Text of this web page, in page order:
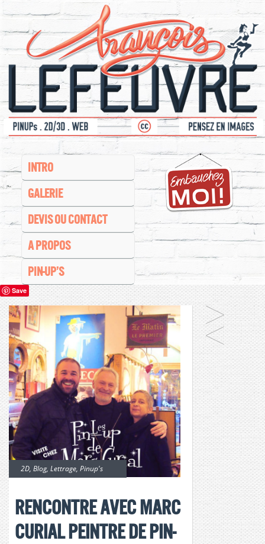
INTRO
GALERIE
DEVIS OU CONTACT
A PROPOS
PIN-UP’S
Save
2D, Blog, Lettrage, Pinup's
Rencontre avec Marc
Curial peintre de pin-